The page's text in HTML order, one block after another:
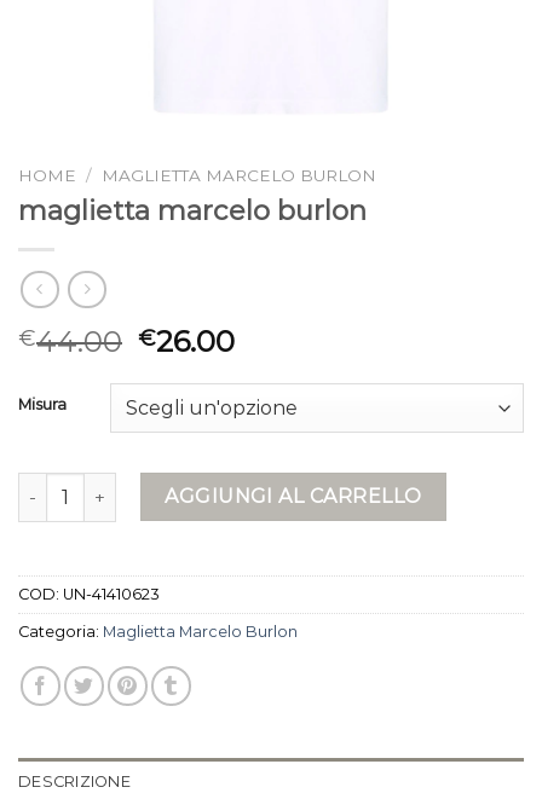
HOME / MAGLIETTA MARCELO BURLON
maglietta marcelo burlon
€44.00 €26.00
Misura
maglietta marcelo burlon quantità
AGGIUNGI AL CARRELLO
COD: UN-41410623
Categoria: Maglietta Marcelo Burlon
DESCRIZIONE